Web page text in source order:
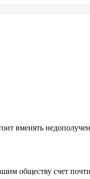
вменять
обществу счет